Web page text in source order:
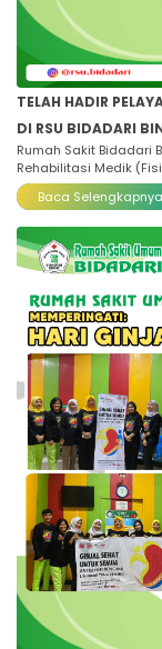
TELAH HADIR
DI RSU BIDADARI
Rumah Sakit Bidadari
Rehabilitasi Medik
Baca Selengkapnya